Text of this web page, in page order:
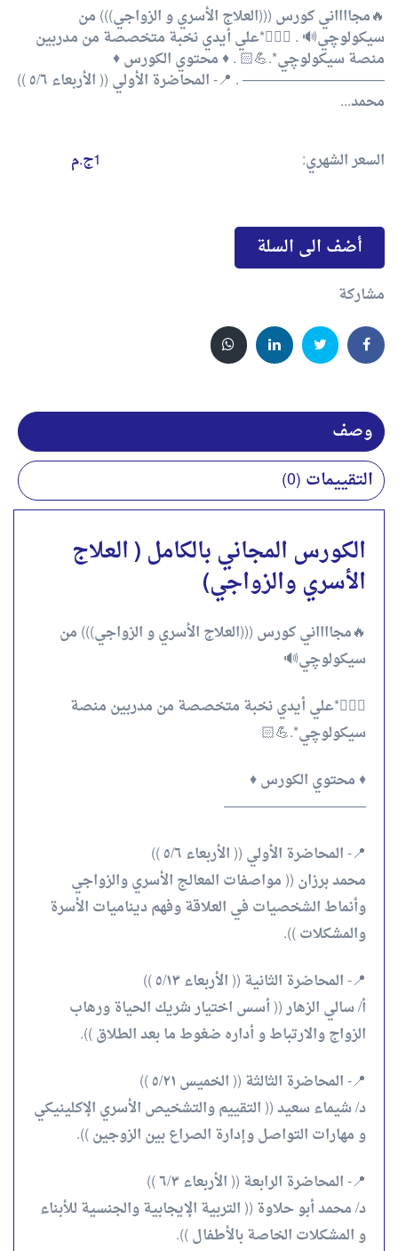
🔥مجااااني كورس (((العلاج الأسري و الزواجي))) من
سيكولوچي🔊 . 👨🏻‍⚕️*علي أيدي نخبة متخصصة من مدربين
منصة سيكولوچي*.💪🏻 . ♦️ محتوي الكورس ♦️
—————————— . 📍- المحاضرة الأولي (( الأربعاء ٥/٦ ))
محمد...
السعر الشهري: 1ج.م
أضف الى السلة
مشاركة
وصف
التقييمات (0)
الكورس المجاني بالكامل ( العلاج
الأسري والزواجي)
🔥مجااااني كورس (((العلاج الأسري و الزواجي))) من
سيكولوچي🔊
👨🏻‍⚕️*علي أيدي نخبة متخصصة من مدربين منصة
سيكولوچي*.💪🏻
♦️ محتوي الكورس ♦️
——————————
📍- المحاضرة الأولي (( الأربعاء ٥/٦ ))
محمد برزان (( مواصفات المعالج الأسري والزواجي
وأنماط الشخصيات في العلاقة وفهم ديناميات الأسرة
والمشكلات )).
📍- المحاضرة الثانية (( الأربعاء ٥/١٣ ))
أ/ سالي الزهار (( أسس اختيار شريك الحياة ورهاب
الزواج والارتباط و أداره ضغوط ما بعد الطلاق )).
📍- المحاضرة الثالثة (( الخميس ٥/٢١ ))
د/ شيماء سعيد (( التقييم والتشخيص الأسري الإكلينيكي
و مهارات التواصل وإدارة الصراع بين الزوجين )).
📍- المحاضرة الرابعة (( الأربعاء ٦/٣ ))
د/ محمد أبو حلاوة (( التربية الإيجابية والجنسية للأبناء
و المشكلات الخاصة بالأطفال )).